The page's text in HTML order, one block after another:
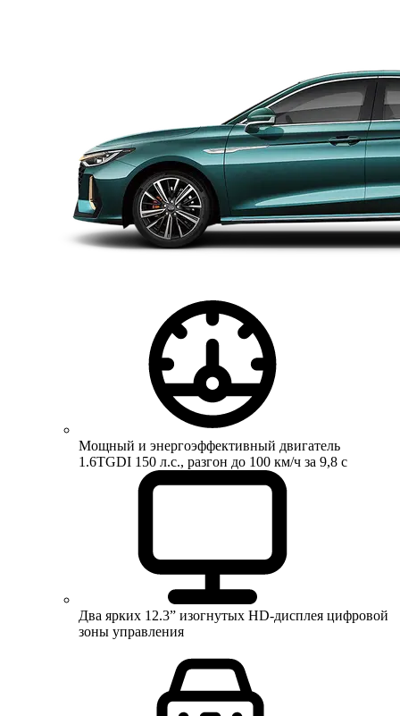
Мощный и энергоэффективный двигатель
1.6TGDI 150 л.с., разгон до 100 км/ч за 9,8 с
Два ярких 12.3” изогнутых HD-дисплея цифровой
зоны управления